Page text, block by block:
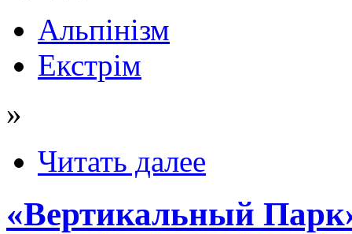
Альпінізм
Екстрім
»
Читать далее
«Вертикальный